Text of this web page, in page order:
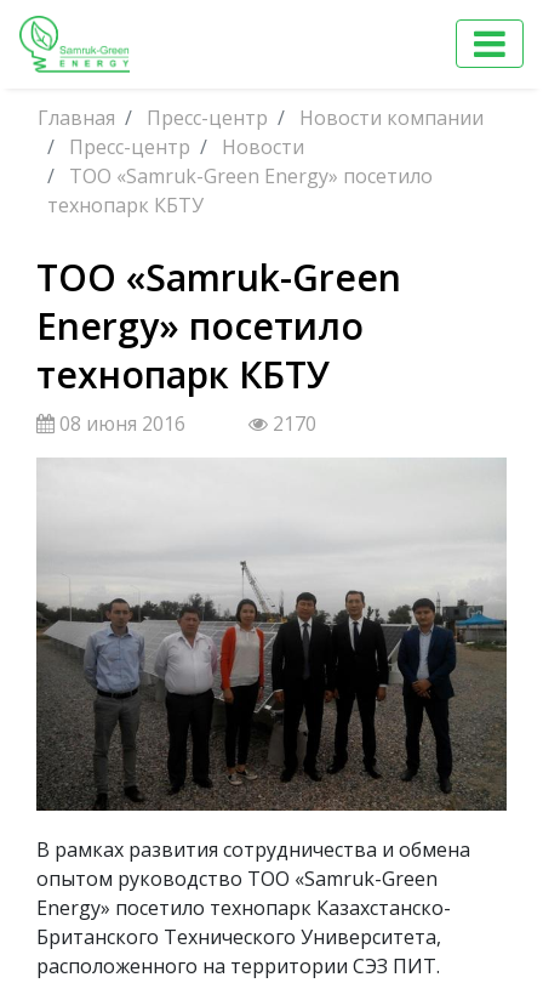
Главная Пресс-центр
Новости компании
Пресс-центр
Новости
ТОО «Samruk-Green Energy» посетило
технопарк КБТУ
ТОО «Samruk-Green
Energy» посетило
технопарк КБТУ
08 июня 2016 2170
В рамках развития сотрудничества и обмена
опытом руководство ТОО «Samruk-Green
Energy» посетило технопарк Казахстанско-
Британского Технического Университета,
расположенного на территории СЭЗ ПИТ.